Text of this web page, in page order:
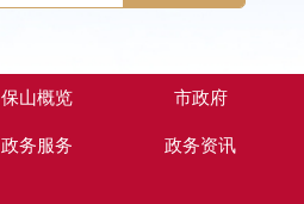
保山概览 市政府
政务服务 政务资讯